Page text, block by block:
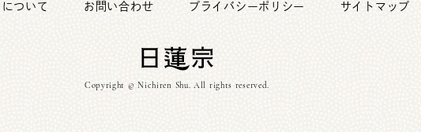
ついて お問い合わせ プライバシーポリシー サイトマップ
Copyright © Nichiren Shu. All rights reserved.